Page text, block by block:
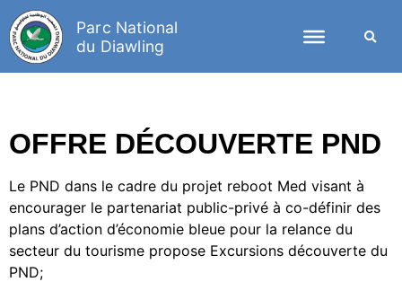
Parc National
du Diawling
OFFRE DÉCOUVERTE PND
Le PND dans le cadre du projet reboot Med visant à
encourager le partenariat public-privé à co-définir des
plans d’action d’économie bleue pour la relance du
secteur du tourisme propose Excursions découverte du
PND;